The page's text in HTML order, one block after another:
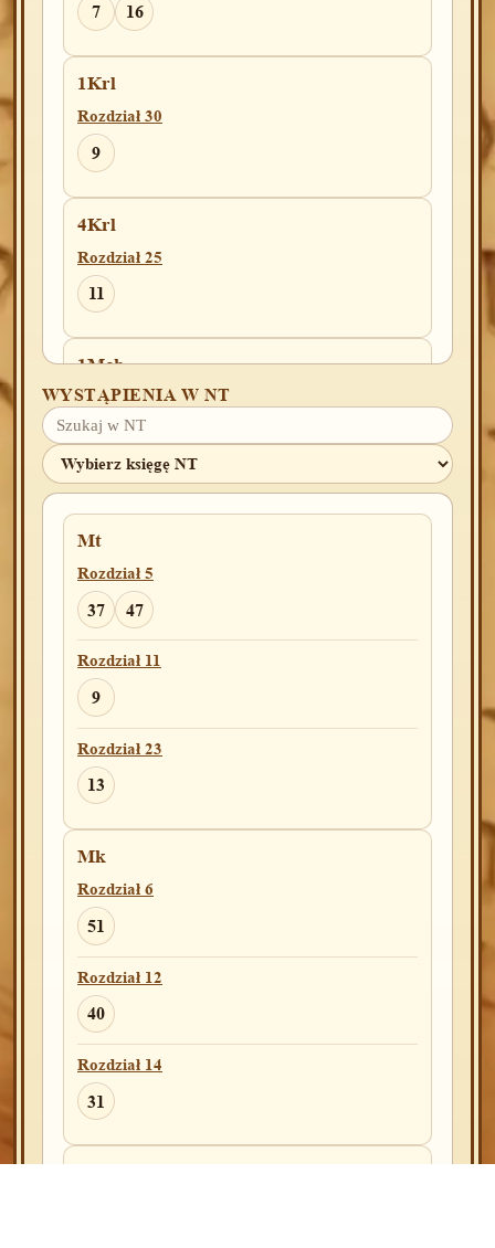
7 16
1Krl
Rozdział 30
9
4Krl
Rozdział 25
11
1Mch
Rozdział 9
22
Rozdział 12
44
Prz
Rozdział 14
23
Koh
15
Rozdział 6
11
Rozdział 7
16
Rozdział 12
9
WYSTĄPIENIA W NT
Mt
Rozdział 5
37 47
Rozdział 11
9
Rozdział 23
13
Mk
Rozdział 6
51
Rozdział 12
40
Rozdział 14
31